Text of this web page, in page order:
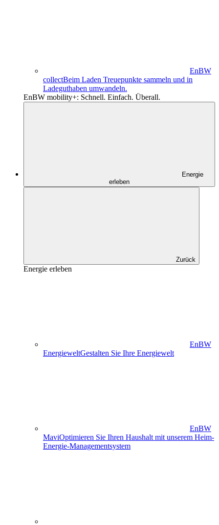
EnBW
collectBeim Laden Treuepunkte sammeln und in
Ladeguthaben umwandeln.
EnBW mobility+: Schnell. Einfach. Überall.
Energie
erleben
Zurück
Energie erleben
EnBW
EnergieweltGestalten Sie Ihre Energiewelt
EnBW
MaviOptimieren Sie Ihren Haushalt mit unserem Heim-
Energie-Managementsystem